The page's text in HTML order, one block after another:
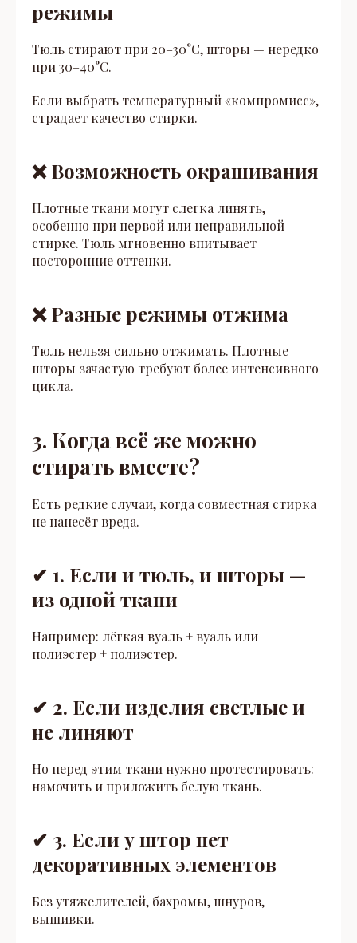
режимы
Тюль стирают при 20–30°C, шторы — нередко
при 30–40°C.
Если выбрать температурный «компромисс»,
страдает качество стирки.
❌ Возможность окрашивания
Плотные ткани могут слегка линять,
особенно при первой или неправильной
стирке. Тюль мгновенно впитывает
посторонние оттенки.
❌ Разные режимы отжима
Тюль нельзя сильно отжимать. Плотные
шторы зачастую требуют более интенсивного
цикла.
3. Когда всё же можно
стирать вместе?
Есть редкие случаи, когда совместная стирка
не нанесёт вреда.
✔ 1. Если и тюль, и шторы —
из одной ткани
Например: лёгкая вуаль + вуаль или
полиэстер + полиэстер.
✔ 2. Если изделия светлые и
не линяют
Но перед этим ткани нужно протестировать:
намочить и приложить белую ткань.
✔ 3. Если у штор нет
декоративных элементов
Без утяжелителей, бахромы, шнуров,
вышивки.